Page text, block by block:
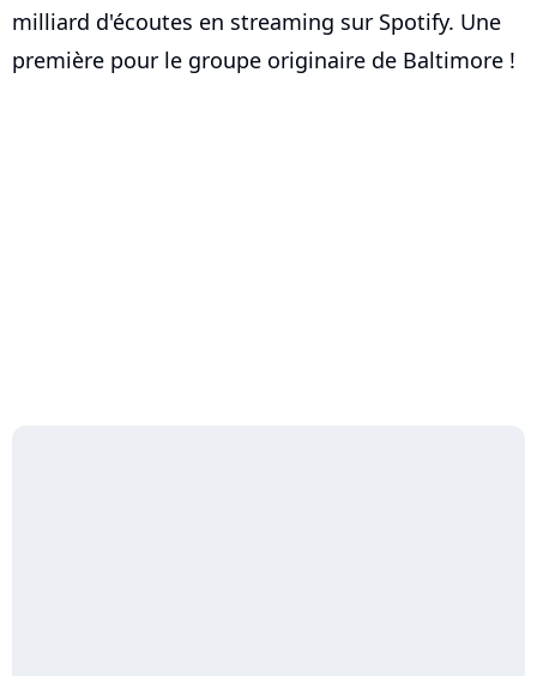
milliard d'écoutes en streaming sur Spotify. Une
première pour le groupe originaire de Baltimore !